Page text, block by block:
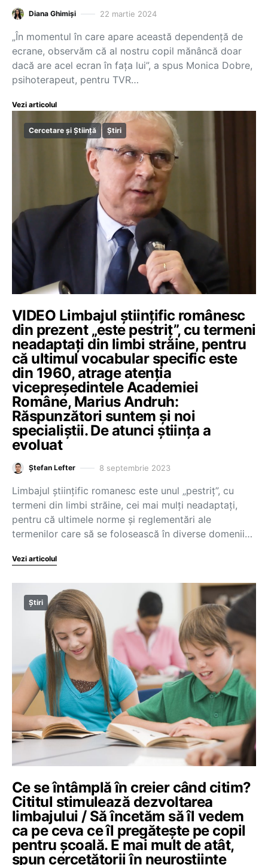
Diana Ghimiși 22 martie 2024
„În momentul în care apare această dependență de
ecrane, observăm că al nostru copil mănâncă doar
dacă are acel ecran în fața lui”, a spus Monica Dobre,
psihoterapeut, pentru TVR…
Vezi articolul
Cercetare și Știință Știri
VIDEO Limbajul științific românesc
din prezent „este pestriț”, cu termeni
neadaptați din limbi străine, pentru
că ultimul vocabular specific este
din 1960, atrage atenția
vicepreședintele Academiei
Române, Marius Andruh:
Răspunzători suntem și noi
specialiștii. De atunci știința a
evoluat
Ștefan Lefter 8 septembrie 2023
Limbajul științific romanesc este unul „pestriț”, cu
termeni din limbi străine, cei mai mulți neadaptați,
pentru că ultimele norme și reglementări ale
termenilor care să se folosească în diverse domenii…
Vezi articolul
Știri
Ce se întâmplă în creier când citim?
Cititul stimulează dezvoltarea
limbajului / Să încetăm să îl vedem
ca pe ceva ce îl pregătește pe copil
pentru școală. E mai mult de atât,
spun cercetătorii în neuroștiințe